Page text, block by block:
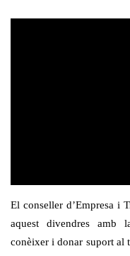
El conseller d’Empresa i
aquest divendres amb
conèixer i donar suport al